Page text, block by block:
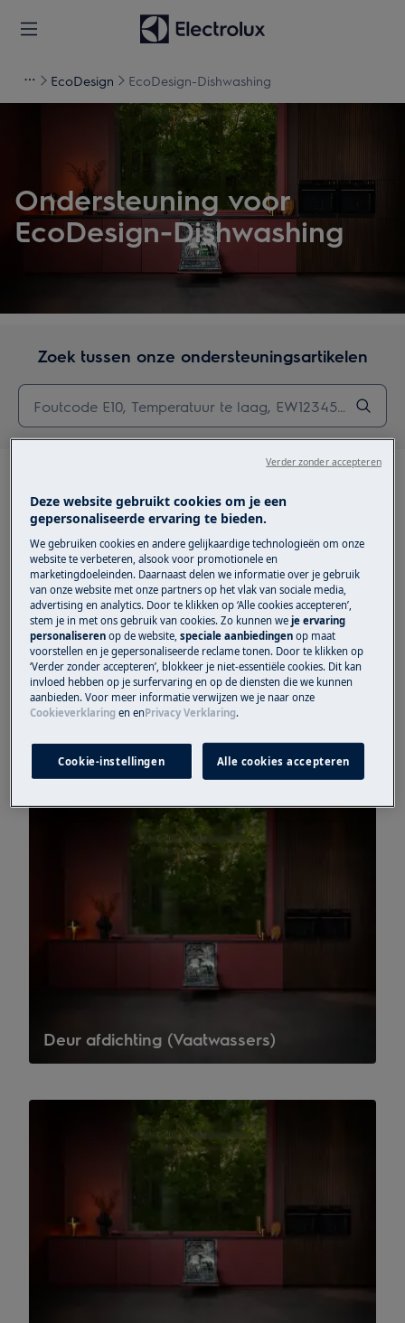
EcoDesign EcoDesign-Dishwashing
Ondersteuning voor
EcoDesign-Dishwashing
Zoek tussen onze ondersteuningsartikelen
Andere afdichtingen (Vaatwassers)
Deur afdichting (Vaatwassers)
Deze website gebruikt cookies om je een
gepersonaliseerde ervaring te bieden.
We gebruiken cookies en andere gelijkaardige technologieën om onze
website te verbeteren, alsook voor promotionele en
marketingdoeleinden. Daarnaast delen we informatie over je gebruik
van onze website met onze partners op het vlak van sociale media,
advertising en analytics. Door te klikken op ‘Alle cookies accepteren’,
stem je in met ons gebruik van cookies. Zo kunnen weje ervaring
personaliseren op de website,speciale aanbiedingen op maat
voorstellen en je gepersonaliseerde reclame tonen. Door te klikken op
‘Verder zonder accepteren’, blokkeer je niet-essentiële cookies. Dit kan
invloed hebben op je surfervaring en op de diensten die we kunnen
aanbieden. Voor meer informatie verwijzen we je naar onze
Cookieverklaring enenPrivacy Verklaring.
Cookie-instellingen Alle cookies accepteren
Verder zonder accepteren